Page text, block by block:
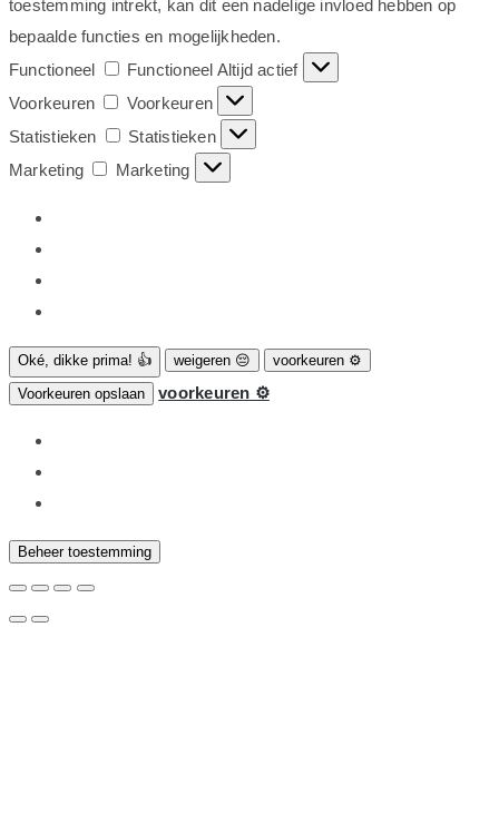
toestemming intrekt, kan dit een nadelige invloed hebben op
bepaalde functies en mogelijkheden.
Functioneel
Functioneel Altijd actief
Voorkeuren
Voorkeuren
Statistieken
Statistieken
Marketing
Marketing
Oké, dikke prima! 👍 weigeren 😔
voorkeuren ⚙
Voorkeuren opslaan
voorkeuren ⚙
Beheer toestemming